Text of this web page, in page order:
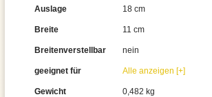
Auslage 18 cm
Breite 11 cm
Breitenverstellbar nein
geeignet für Alle anzeigen [+]
Gewicht 0,482 kg